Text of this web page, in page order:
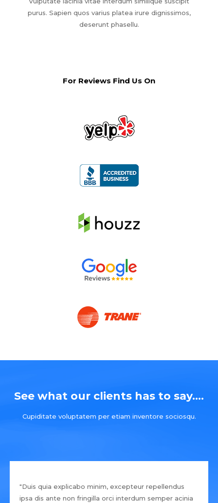
purus. Sapien quos varius platea irure dignissimos,
deserunt phasellu.
For Reviews Find Us On
See what our clients has to say....
Cupiditate voluptatem per etiam inventore sociosqu.
"Duis quia explicabo minim, excepteur repellendus
ipsa dis ante non fringilla orci interdum semper acinia